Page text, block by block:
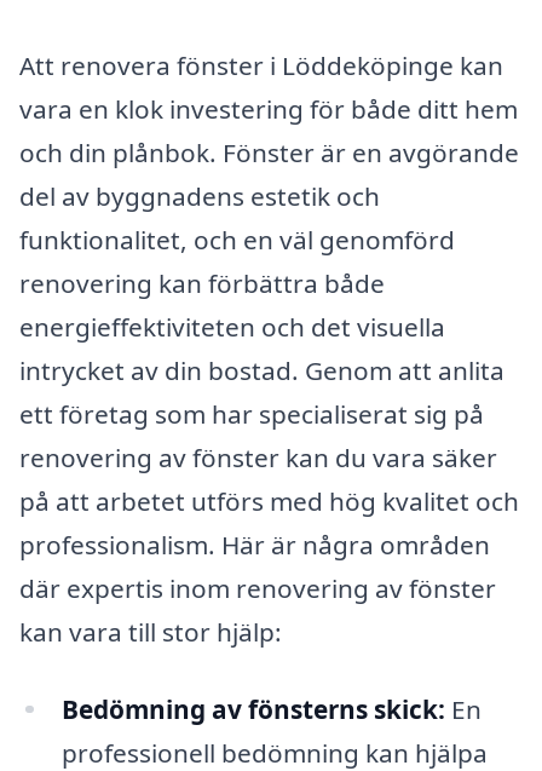
Att renovera fönster i Löddeköpinge kan
vara en klok investering för både ditt hem
och din plånbok. Fönster är en avgörande
del av byggnadens estetik och
funktionalitet, och en väl genomförd
renovering kan förbättra både
energieffektiviteten och det visuella
intrycket av din bostad. Genom att anlita
ett företag som har specialiserat sig på
renovering av fönster kan du vara säker
på att arbetet utförs med hög kvalitet och
professionalism. Här är några områden
där expertis inom renovering av fönster
kan vara till stor hjälp:
Bedömning av fönsterns skick: En
professionell bedömning kan hjälpa